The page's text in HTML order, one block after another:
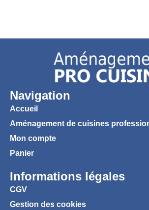
Navigation
Accueil
Aménagement de cuisines
Mon compte
Panier
Informations légales
CGV
Gestion des cookies